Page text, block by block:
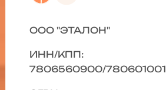
ООО "ЭТАЛОН"
ИНН/КПП:
7806560900/780601001